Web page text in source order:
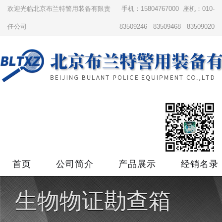
欢迎光临北京布兰特警用装备有限责
任公司
手机：15804767000 座机：010-
83509246 83509468 83509020
首页 公司简介 产品展示 经销名录
生物物证勘查箱